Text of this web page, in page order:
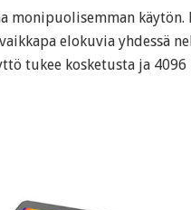
monipuolisemman käytön.
elokuvia yhdessä
tukee kosketusta ja